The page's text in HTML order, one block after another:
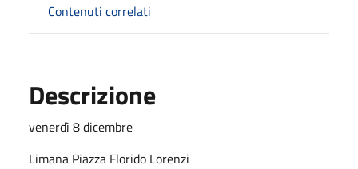
Contenuti correlati
Descrizione
venerdì 8 dicembre
Limana Piazza Florido Lorenzi